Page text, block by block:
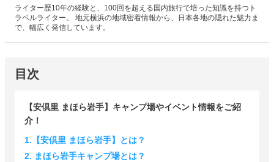
ライター歴10年の経験と、100回を超える国内旅行で培った知識を持つト
ラベルライター。 地元横浜の地域密着情報から、日本各地の隠れた魅力ま
で、幅広く発信しています。
目次
【安倶里 まほら岩手】キャンプ場やイベント情報をご紹
介！
1.【安倶里 まほら岩手】とは？
2. まほら岩手キャンプ場とは？